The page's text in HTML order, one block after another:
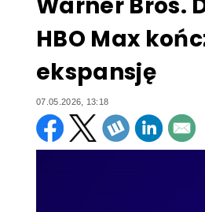
HBO Max
ekspansję
07.05.2026, 13:18